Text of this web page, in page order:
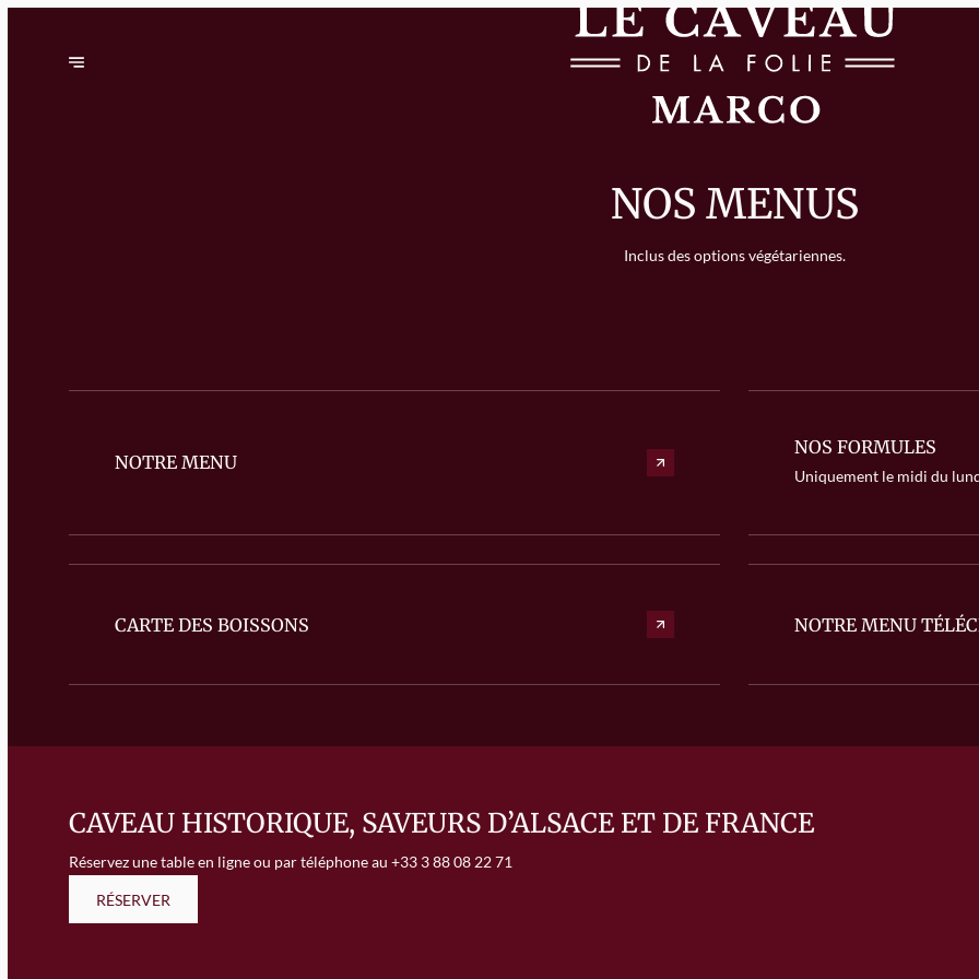
NOS MENUS
Inclus des options végétariennes.
NOTRE MENU
NOS FORMULES
Uniquement le midi du
CARTE DES BOISSONS NOTRE MENU
CAVEAU HISTORIQUE, SAVEURS D’ALSACE ET DE FRANCE
Réservez une table en ligne ou par téléphone au +33 3 88 08 22 71
RÉSERVER